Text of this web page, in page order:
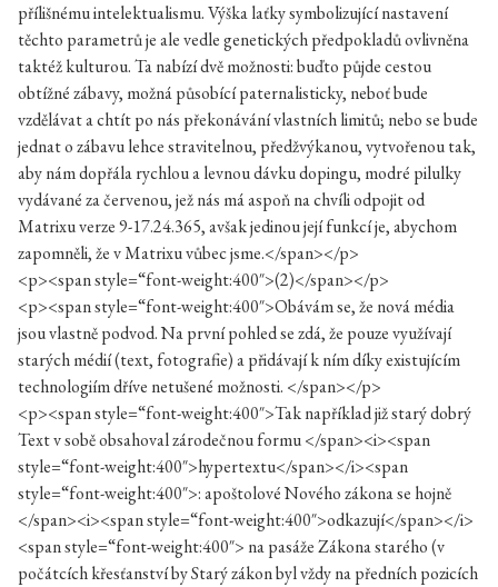
přílišnému intelektualismu. Výška laťky symbolizující nastavení
těchto parametrů je ale vedle genetických předpokladů ovlivněna
taktéž kulturou. Ta nabízí dvě možnosti: buďto půjde cestou
obtížné zábavy, možná působící paternalisticky, neboť bude
vzdělávat a chtít po nás překonávání vlastních limitů; nebo se bude
jednat o zábavu lehce stravitelnou, předžvýkanou, vytvořenou tak,
aby nám dopřála rychlou a levnou dávku dopingu, modré pilulky
vydávané za červenou, jež nás má aspoň na chvíli odpojit od
Matrixu verze 9-17.24.365, avšak jedinou její funkcí je, abychom
zapomněli, že v Matrixu vůbec jsme.</span></p>
<p><span style=“font-weight:400″>(2)</span></p>
<p><span style=“font-weight:400″>Obávám se, že nová média
jsou vlastně podvod. Na první pohled se zdá, že pouze využívají
starých médií (text, fotografie) a přidávají k ním díky existujícím
technologiím dříve netušené možnosti. </span></p>
<p><span style=“font-weight:400″>Tak například již starý dobrý
Text v sobě obsahoval zárodečnou formu </span><i><span
style=“font-weight:400″>hypertextu</span></i><span
style=“font-weight:400″>: apoštolové Nového zákona se hojně
</span><i><span style=“font-weight:400″>odkazují</span></i>
<span style=“font-weight:400″> na pasáže Zákona starého (v
počátcích křesťanství by Starý zákon byl vždy na předních pozicích